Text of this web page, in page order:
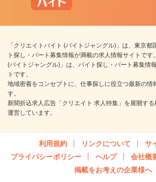
「クリエイトバイト (バイトジャングル)」は、東京都
ト探し・パート募集情報が満載の求人情報サイトです
(バイトジャングル)」は、バイト探し・パート募集情
トです。
地域密着をコンセプトに、仕事探しに役立つ最新の情
す。
新聞折込求人広告「クリエイト 求人特集」を展開す
運営しています。
利用規約 リンクについて
サ
プライバシーポリシー
ヘルプ 会社概
掲載をお考えの企業様へ